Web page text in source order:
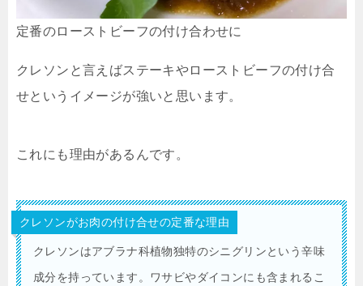
定番のローストビーフの付け合わせに
クレソンと言えばステーキやローストビーフの付け合
せというイメージが強いと思います。
これにも理由があるんです。
クレソンがお肉の付け合せの定番な理由
クレソンはアブラナ科植物独特のシニグリンという辛味
成分を持っています。ワサビやダイコンにも含まれるこ